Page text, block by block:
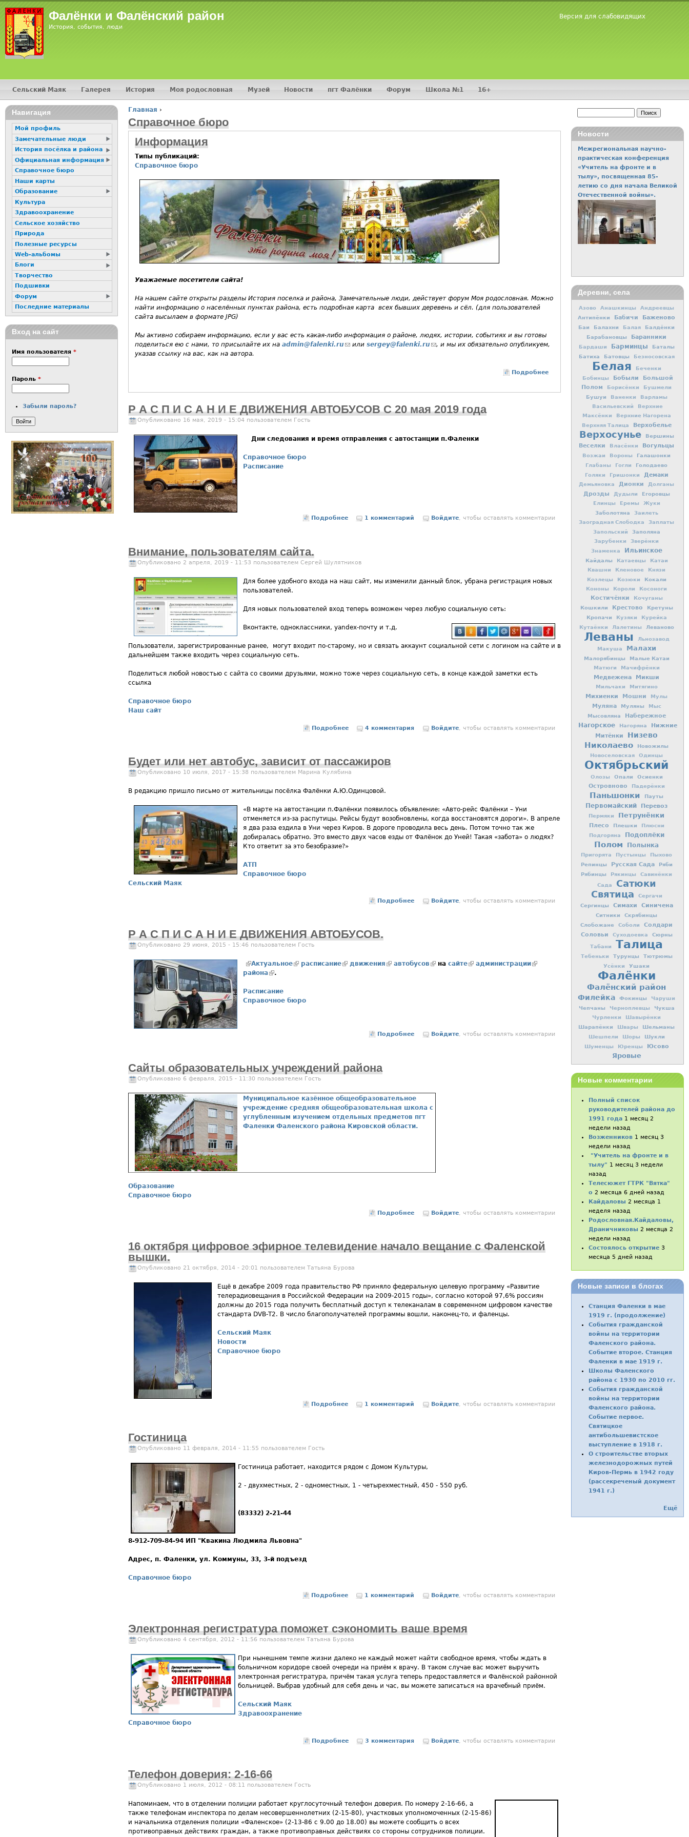
Фалёнки и Фалёнский район
История, события, люди
Версия для слабовидящих
Вы здесь
Главная ›
Справочное бюро
Информация
Типы публикаций:
Справочное бюро
Уважаемые посетители сайта!
На нашем сайте открыты разделы История поселка и района, Замечательные люди, действует форум Моя родословная. Можно
найти информацию о населённых пунктах района, есть подробная карта всех бывших деревень и сёл. (для пользователей
сайта высылаем в формате JPG)
Мы активно собираем информацию, если у вас есть какая-либо информация о районе, людях, истории, событиях и вы готовы
поделиться ею с нами, то присылайте их на admin@falenki.ru (ссылка для отправки email)
или sergey@falenki.ru (ссылка для отправки email)
, и мы их обязательно опубликуем,
указав ссылку на вас, как на автора.
Подробнее
Р А С П И С А Н И Е ДВИЖЕНИЯ АВТОБУСОВ С 20 мая 2019 года
Опубликовано 16 мая, 2019 - 15:04 пользователем Гость
Дни следования и время отправления с автостанции п.Фаленки
Справочное бюро
Расписание
Подробнеео Р А С П И С А Н И Е ДВИЖЕНИЯ АВТОБУСОВ С 20 мая 2019 года
1 комментарий Войдите, чтобы оставлять комментарии
Внимание, пользователям сайта.
Опубликовано 2 апреля, 2019 - 11:53 пользователем Сергей Шулятников
Для более удобного входа на наш сайт, мы изменили данный блок, убрана регистрация новых
пользователей.
Для новых пользователей вход теперь возможен через любую социальную сеть:
Вконтакте, одноклассники, yandex-почту и т.д.
Пользователи, зарегистрированные ранее, могут входит по-старому, но и связать аккаунт социальной сети с логином на сайте и в
дальнейшем также входить через социальную сеть.
Поделиться любой новостью с сайта со своими друзьями, можно тоже через социальную сеть, в конце каждой заметки есть
ссылка
Справочное бюро
Наш сайт
Подробнеео Внимание, пользователям сайта.
4 комментария Войдите, чтобы оставлять комментарии
Будет или нет автобус, зависит от пассажиров
Опубликовано 10 июля, 2017 - 15:38 пользователем Марина Кулябина
В редакцию пришло письмо от жительницы посёлка Фалёнки А.Ю.Одинцовой.
«В марте на автостанции п.Фалёнки появилось объявление: «Авто-рейс Фалёнки – Уни
отменяется из-за распутицы. Рейсы будут возобновлены, когда восстановятся дороги». В апреле
я два раза ездила в Уни через Киров. В дороге проводила весь день. Потом точно так же
добиралась обратно. Это вместо двух часов езды от Фалёнок до Уней! Такая «забота» о людях?
Кто ответит за это безобразие?»
АТП
Справочное бюро
Сельский Маяк
Подробнее о Будет или нет автобус, зависит от пассажиров
Войдите, чтобы оставлять комментарии
Р А С П И С А Н И Е ДВИЖЕНИЯ АВТОБУСОВ.
Опубликовано 29 июня, 2015 - 15:46 пользователем Гость
(внешняя ссылка)
Актуальное(внешняя ссылка)
расписание(внешняя ссылка)
движения (внешняя ссылка)
автобусов (внешняя ссылка)
на сайте(внешняя ссылка)
администрации(внешняя ссылка)
района(внешняя ссылка)
.
Расписание
Справочное бюро
Подробнее о Р А С П И С А Н И Е ДВИЖЕНИЯ АВТОБУСОВ.
Войдите, чтобы оставлять комментарии
Сайты образовательных учреждений района
Опубликовано 6 февраля, 2015 - 11:30 пользователем Гость
Муниципальное казённое общеобразовательное
учреждение средняя общеобразовательная школа с
углубленным изучением отдельных предметов пгт
Фаленки Фаленского района Кировской области.
Образование
Справочное бюро
Подробнее о Сайты образовательных учреждений района
Войдите, чтобы оставлять комментарии
16 октября цифровое эфирное телевидение начало вещание с Фаленской
вышки.
Опубликовано 21 октября, 2014 - 20:01 пользователем Татьяна Бурова
Ещё в декабре 2009 года правительство РФ приняло федеральную целевую программу «Развитие
телерадиовещания в Российской Федерации на 2009-2015 годы», согласно которой 97,6% россиян
должны до 2015 года получить бесплатный доступ к телеканалам в современном цифровом качестве
стандарта DVB-Т2. В число благополучателей программы вошли, наконец-то, и фаленцы.
Сельский Маяк
Новости
Справочное бюро
Подробнеео 16 октября цифровое эфирное телевидение начало вещание с Фаленской вышки.
1 комментарий Войдите, чтобы оставлять комментарии
Гостиница
Опубликовано 11 февраля, 2014 - 11:55 пользователем Гость
Гостиница работает, находится рядом с Домом Культуры,
2 - двухместных, 2 - одноместных, 1 - четырехместный, 450 - 550 руб.
(83332) 2-21-44
8-912-709-84-94 ИП "Квакина Людмила Львовна"
Адрес, п. Фаленки, ул. Коммуны, 33, 3-й подъезд
Справочное бюро
Подробнеео Гостиница
1 комментарий Войдите, чтобы оставлять комментарии
Электронная регистратура поможет сэкономить ваше время
Опубликовано 4 сентября, 2012 - 11:56 пользователем Татьяна Бурова
При нынешнем темпе жизни далеко не каждый может найти свободное время, чтобы ждать в
больничном коридоре своей очереди на приём к врачу. В таком случае вас может выручить
электронная регистратура, причём такая услуга теперь предоставляется и Фалёнской районной
больницей. Выбрав удобный для себя день и час, вы можете записаться на врачебный приём.
Сельский Маяк
Здравоохранение
Справочное бюро
Подробнеео Электронная регистратура поможет сэкономить ваше время
3 комментария Войдите, чтобы оставлять комментарии
Телефон доверия: 2-16-66
Опубликовано 1 июля, 2012 - 08:11 пользователем Гость
Напоминаем, что в отделении полиции работает круглосуточный телефон доверия. По номеру 2-16-66, а
также телефонам инспектора по делам несовершеннолетних (2-15-80), участковых уполномоченных (2-15-86)
и начальника отделения полиции «Фаленское» (2-13-86 с 9.00 до 18.00) вы можете сообщить о всех
противоправных действиях граждан, а также противоправных действиях со стороны сотрудников полиции.
Главное меню
Сельский Маяк Галерея История Моя родословная Музей Новости пгт Фалёнки Форум Школа №1 16+
Навигация
Мой профиль
Замечательные люди
История посёлка и района
Официальная информация
Справочное бюро
Наши карты
Образование
Культура
Здравоохранение
Сельское хозяйство
Природа
Полезные ресурсы
Web-альбомы
Блоги
Творчество
Подшивки
Форум
Последние материалы
Вход на сайт
Имя пользователя *
Пароль *
Забыли пароль?
Новости
Межрегиональная научно-
практическая конференция
«Учитель на фронте и в
тылу», посвященная 85-
летию со дня начала Великой
Отечественной войны».
Фаленские поисковики
отправились в 35-ую
экспедицию
Деревни, села
Азово Анашкинцы Андреевцы
Антипёнки Бабичи Баженово
Баи Балахни Балая
Балдёнки
Барабановцы
Баранники
Бардаши Барминцы
Баталы
Батиха
Батовцы Безносовская
Белая
Беченки
Бобинцы
Бобыли
Большой
Полом
Борисёнки Бушмели
Бушуи Ваненки
Варламы
Васильевский
Верхние
Максёнки
Верхние Нагорена
Верхняя Талица
Верхобелье
Верхосунье Вершины
Веселки Власёнки Вогульцы
Возжаи Вороны Галашонки
Глабаны Гогли Голодаево
Голяки Гришонки Демаки
Демьяновка Дионки Долганы
Дрозды Дудыли Егоровцы
Елинцы Еремы Жуки
Заболотяна
Заилеть
Заоградная Слободка
Заплаты
Запольский
Заполяна
Зарубенки
Зверёнки
Знаменка
Ильинское
Кайдалы Катаевцы
Катаи
Квашни
Кленовое
Князи
Козлецы
Козюки Кокали
Кононы Короли Косоноги
Костичёнки Кочуганы
Кошкили Крестово
Кретуны
Кропачи
Кузяки
Курейка
Кутаёнки
Лалетины Леваново
Леваны
Льнозавод
Макуша
Малахи
Малорябинцы Малые Катаи
Матюги Мачифрёнки
Медвежена Микши
Мильчаки Митягино
Михиенки Мошни Мулы
Муляна Муляны Мыс
Мысовляна Набережное
Нагорское Нагоряна
Нижние
Митёнки
Низево
Николаево Новожилы
Новоселовская Одинцы
Октябрьский
Олозы Опали Осиенки
Островново Падерёнки
Паньшонки Пауты
Первомайский Перевоз
Пермяки Петрунёнки
Плесо Плешки
Плюсни
Подгоряна
Подоплёки
Полом Полынка
Пригорята Пустынцы Пыхово
Репинцы Русская Сада
Ряби
Рябинцы
Рякинцы
Савинёнки
Сада
Сатюки
Святица
Сергачи
Сергинцы Симахи Синичена
Ситники
Скрябинцы
Слобожане
Соболи
Солдари
Соловьи
Суходоевка Сюрны
Табани Талица
Тебеньки Турунцы Тютрюмы
Усёнки Ушаки
Фалёнки
Фалёнский район
Филейка Фокинцы Чаруши
Чепчаны Черноплевцы Чукша
Чурленки Шавырёнки
Шарапёнки Швары Шельманы
Шешпели Шоры Шукли
Шуменцы Юренцы Юсово
Яровые
Новые комментарии
Полный список
руководителей района до
1991 года 1 месяц 2
недели назад
Возженников 1 месяц 3
недели назад
"Учитель на фронте и в
тылу" 1 месяц 3 недели
назад
Телесюжет ГТРК "Вятка"
о 2 месяца 6 дней назад
Кайдаловы 2 месяца 1
неделя назад
Родословная.Кайдаловы,
Драничниковы 2 месяца 2
недели назад
Состоялось открытие 3
месяца 5 дней назад
Новые записи в блогах
Станция Фаленки в мае
1919 г. (продолжение)
События гражданской
войны на территории
Фаленского района.
Событие второе. Станция
Фаленки в мае 1919 г.
Школы Фаленского
района с 1930 по 2010 гг.
События гражданской
войны на территории
Фаленского района.
Событие первое.
Святицкое
антибольшевистское
выступление в 1918 г.
О строительстве вторых
железнодорожных путей
Киров-Пермь в 1942 году
(рассекреченый документ
1941 г.)
Ещё